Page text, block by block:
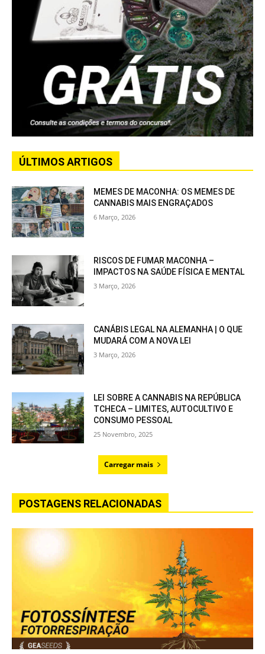
ÚLTIMOS ARTIGOS
MEMES DE MACONHA: OS MEMES DE
CANNABIS MAIS ENGRAÇADOS
6 Março, 2026
RISCOS DE FUMAR MACONHA –
IMPACTOS NA SAÚDE FÍSICA E MENTAL
3 Março, 2026
CANÁBIS LEGAL NA ALEMANHA | O QUE
MUDARÁ COM A NOVA LEI
3 Março, 2026
LEI SOBRE A CANNABIS NA REPÚBLICA
TCHECA – LIMITES, AUTOCULTIVO E
CONSUMO PESSOAL
25 Novembro, 2025
Carregar mais
POSTAGENS RELACIONADAS